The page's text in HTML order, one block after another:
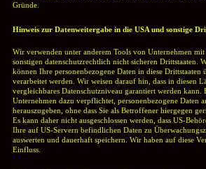
Gründe.
Hinweis zur Datenweitergabe in die USA und sonstige
Wir verwenden unter anderem Tools von Unternehmen
sonstigen datenschutzrechtlich nicht sicheren Drittstaaten.
können Ihre personenbezogene Daten in diese Drittstaaten
verarbeitet werden. Wir weisen darauf hin, dass in diesen
vergleichbares Datenschutzniveau garantiert werden kann.
Unternehmen dazu verpflichtet, personenbezogene Daten
herauszugeben, ohne dass Sie als Betroffener hiergegen
Es kann daher nicht ausgeschlossen werden, dass US-
Ihre auf US-Servern befindlichen Daten zu
auswerten und dauerhaft speichern. Wir haben auf diese
Einfluss.